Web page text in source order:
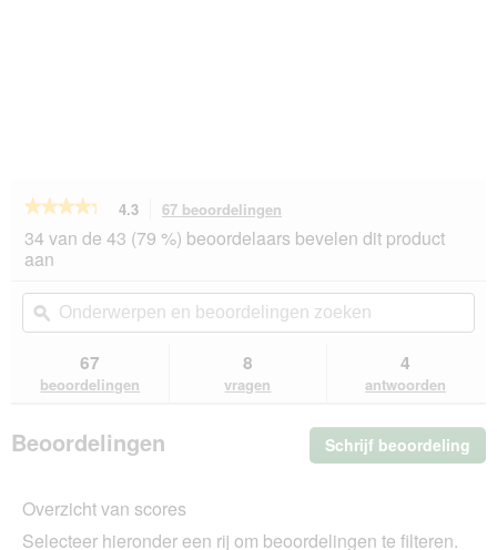
★★★★★
★★★★★
van
Beoordelingen
lezen
SELECT
GOLD
Sensitive
rijst
g
4.3 67 beoordelingen
deze
actie
u
naar
beoordelingen.
34 van de 43 (79 %) beoordelaars bevelen dit product
aan
Onderwerpen
en
beoordelingen
ϙ
67
beoordelingen
8
vragen
4
antwoorden
Beoordelingen Schrijf beoordeling
Met
Overzicht van scores
Selecteer hieronder een rij om beoordelingen te filteren.